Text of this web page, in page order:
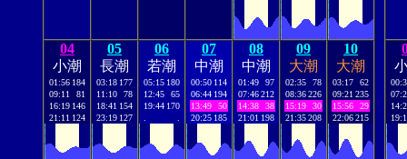
04
小潮
01:56 184
09:11
81
16:19 146
21:11 124
05
長潮
03:18 177
11:10
78
18:41 154
23:19 127
06
若潮
05:15 180
12:45
65
19:44 170
07
中潮
00:50 114
06:44 194
13:49
50
20:25 185
08
中潮
01:49
97
07:46212
14:38
38
21:01 198
09
大潮
02:35
78
08:36226
15:19
30
21:35208
10
大潮
03:17
62
09:21 235
15:56
29
22:06215